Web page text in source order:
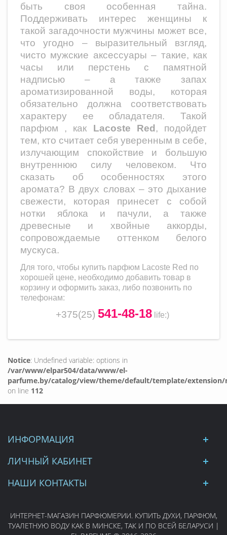
быть своя особенная тайна.
Поддерживать интерес женщины к
такой загадочности мужчины может все,
что угодно – выразительный взгляд,
чисто мужские аксессуары – такие, как
часы или перстень с памятной
надписью – а также запах
ароматизированной воды, которая
обязательно должна соответствовать
характеру ее обладателя. Такой
парфюм , как Lacoste Red, подойдет
тем, кто считает себя уверенным в себе,
излучающим спокойствие и большую
внутреннюю силу человеком. Что
сказать об особенностях этого
аромата? В двух словах – это дыхание
свежести, которая принесет с собой
нотки яблока и пачули, а также
древесные и хвойные аккорды,
сопровождаемые оттенком белого
мускуса.
Для того, чтобы купить парфюм Lacoste Red по
хорошей цене, необходимо добавить товар в
корзину и оформить заказ, либо позвонить по
телефонам:
+375(25) 541-48-18 life:)
Notice: Undefined variable: options in
/var/www/elpar504/data/www/el-
parfume.by/catalog/view/theme/default/template/
on line 112
ИНФОРМАЦИЯ
ЛИЧНЫЙ КАБИНЕТ
НАШИ КОНТАКТЫ
ИНТЕРНЕТ-МАГАЗИН ПАРФЮМЕРИИ. КУПИТЬ ДУХИ, ПАРФЮМ,
ТУАЛЕТНУЮ ВОДУ КАК В МИНСКЕ, ТАК И ПО ВСЕЙ БЕЛАРУСИ |